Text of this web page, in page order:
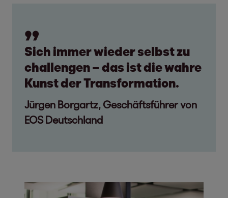
Sich immer wieder selbst zu
challengen – das ist die wahre
Kunst der Transformation.
Jürgen Borgartz, Geschäftsführer von
EOS Deutschland